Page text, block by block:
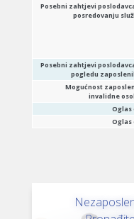
Posebni zahtjevi
posredovanju
Posebni zahtjevi
pogledu
Mogućnost
invalidne
Oglas
Oglas